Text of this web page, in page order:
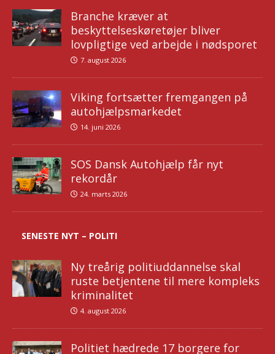
Branche kræver at
beskyttelseskøretøjer bliver
lovpligtige ved arbejde i nødsporet
7. august 2026
Viking fortsætter fremgangen på
autohjælpsmarkedet
14. juni 2026
SOS Dansk Autohjælp får nyt
rekordår
24. marts 2026
SENESTE NYT – POLITI
Ny treårig politiuddannelse skal
ruste betjentene til mere kompleks
kriminalitet
4. august 2026
Politiet hædrede 17 borgere for